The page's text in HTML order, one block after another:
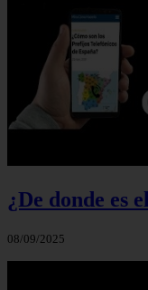
¿De donde es
08/09/2025